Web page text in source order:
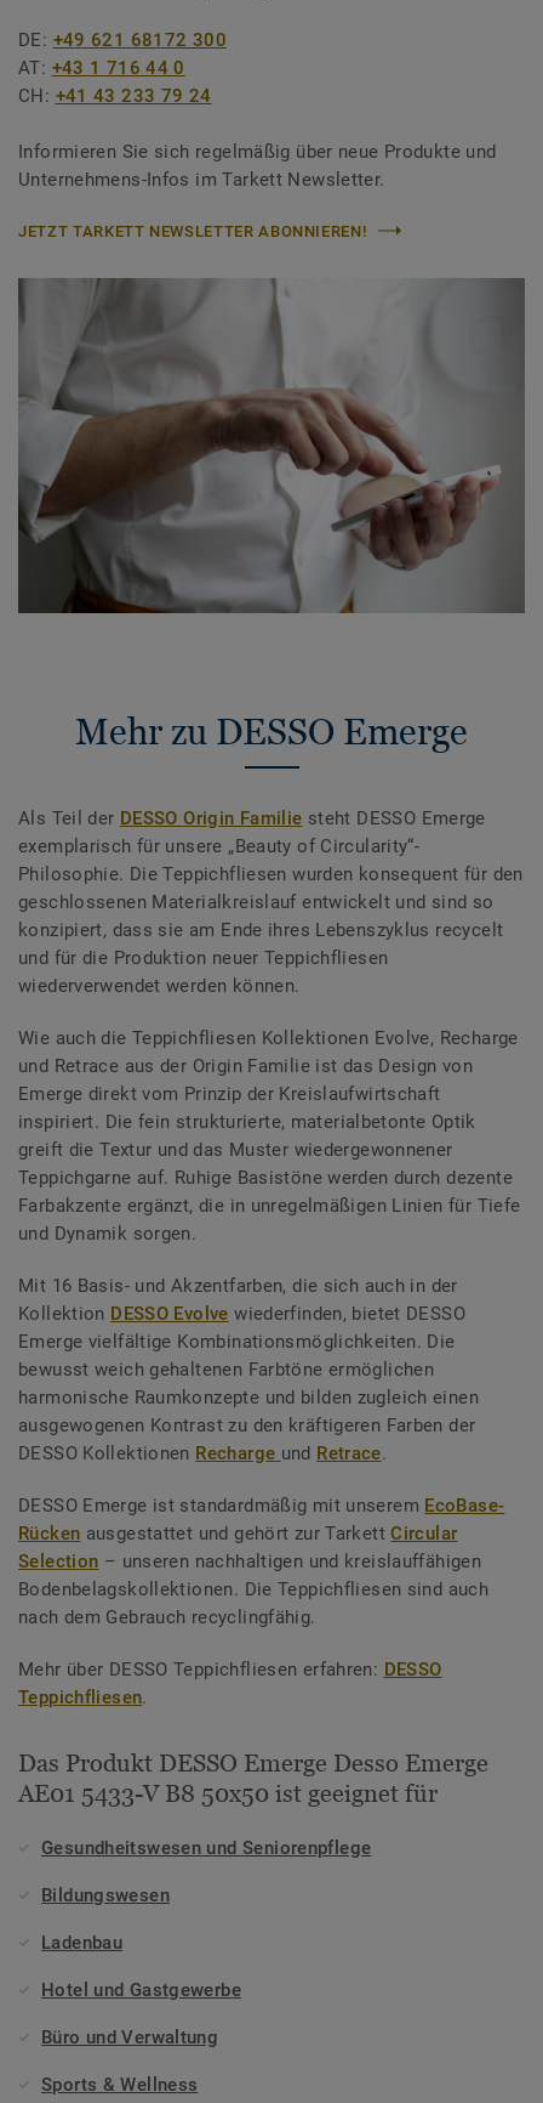
DE: +49 621 68172 300
AT: +43 1 716 44 0
CH: +41 43 233 79 24
Informieren Sie sich regelmäßig über neue Produkte und
Unternehmens-Infos im Tarkett Newsletter.
JETZT TARKETT NEWSLETTER ABONNIEREN!
Mehr zu DESSO Emerge
Als Teil der DESSO Origin Familie steht DESSO Emerge
exemplarisch für unsere „Beauty of Circularity“-
Philosophie. Die Teppichfliesen wurden konsequent für den
geschlossenen Materialkreislauf entwickelt und sind so
konzipiert, dass sie am Ende ihres Lebenszyklus recycelt
und für die Produktion neuer Teppichfliesen
wiederverwendet werden können.
Wie auch die Teppichfliesen Kollektionen Evolve, Recharge
und Retrace aus der Origin Familie ist das Design von
Emerge direkt vom Prinzip der Kreislaufwirtschaft
inspiriert. Die fein strukturierte, materialbetonte Optik
greift die Textur und das Muster wiedergewonnener
Teppichgarne auf. Ruhige Basistöne werden durch dezente
Farbakzente ergänzt, die in unregelmäßigen Linien für Tiefe
und Dynamik sorgen.
Mit 16 Basis- und Akzentfarben, die sich auch in der
Kollektion DESSO Evolve wiederfinden, bietet DESSO
Emerge vielfältige Kombinationsmöglichkeiten. Die
bewusst weich gehaltenen Farbtöne ermöglichen
harmonische Raumkonzepte und bilden zugleich einen
ausgewogenen Kontrast zu den kräftigeren Farben der
DESSO Kollektionen Recharge und Retrace.
DESSO Emerge ist standardmäßig mit unserem EcoBase-
Rücken ausgestattet und gehört zur TarkettCircular
Selection – unseren nachhaltigen und kreislauffähigen
Bodenbelagskollektionen. Die Teppichfliesen sind auch
nach dem Gebrauch recyclingfähig.
Mehr über DESSO Teppichfliesen erfahren: DESSO
Teppichfliesen.
Das Produkt DESSO Emerge Desso Emerge
AE01 5433-V B8 50x50 ist geeignet für
Gesundheitswesen und Seniorenpflege
Bildungswesen
Ladenbau
Hotel und Gastgewerbe
Büro und Verwaltung
Sports & Wellness